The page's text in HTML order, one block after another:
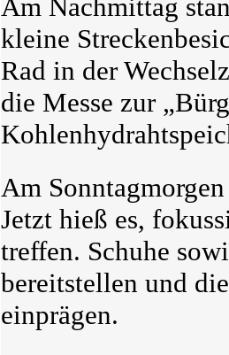
Am Nachmittag
kleine
Rad in der
die Messe zur
Am
Jetzt hieß es,
treffen. Schuhe
bereitstellen und
einprägen.